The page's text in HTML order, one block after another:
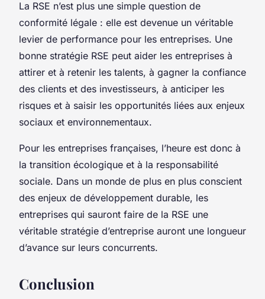
La RSE n’est plus une simple question de
conformité légale : elle est devenue un véritable
levier de performance pour les entreprises. Une
bonne stratégie RSE peut aider les entreprises à
attirer et à retenir les talents, à gagner la confiance
des clients et des investisseurs, à anticiper les
risques et à saisir les opportunités liées aux enjeux
sociaux et environnementaux.
Pour les entreprises françaises, l’heure est donc à
la transition écologique et à la responsabilité
sociale. Dans un monde de plus en plus conscient
des enjeux de développement durable, les
entreprises qui sauront faire de la RSE une
véritable stratégie d’entreprise auront une longueur
d’avance sur leurs concurrents.
Conclusion